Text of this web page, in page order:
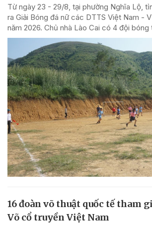
Từ ngày 23 - 29/8, tại phường Nghĩa Lộ,
ra Giải Bóng đá nữ các DTTS Việt Nam -
năm 2026. Chủ nhà Lào Cai có 4 đội bóng
16 đoàn võ thuật quốc tế tham
Võ cổ truyền Việt Nam